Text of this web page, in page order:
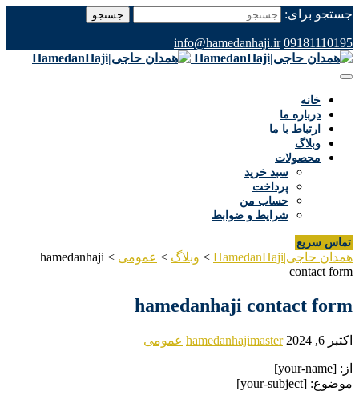
جستجو برای:
09181110195
info@hamedanhaji.ir
خانه
درباره ما
ارتباط با ما
وبلاگ
محصولات
سبد خرید
پرداخت
حساب من
شرایط و ضوابط
تماس سریع
همدان حاجی|HamedanHaji > وبلاگ > عمومی >
hamedanhaji
contact form
hamedanhaji contact form
اکتبر 6, 2024 hamedanhajimaster عمومی
از: [your-name]
موضوع: [your-subject]